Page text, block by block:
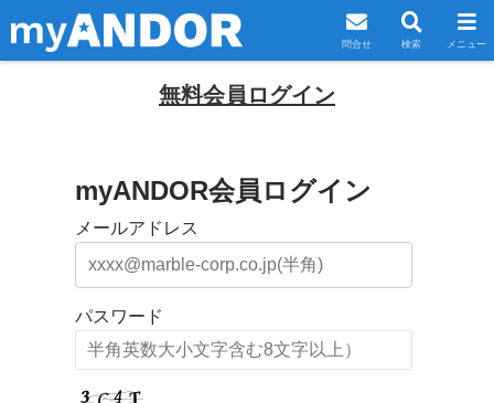
無料会員ログイン
myANDOR会員ログイン
メールアドレス
パスワード
問合せ 検索 メニュー